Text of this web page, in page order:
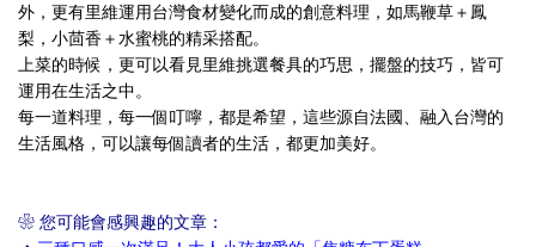
外，更有里維運用台灣食材變化而成的創意料理，如馬鞭草＋鳳
梨，小茴香＋水蜜桃的精采搭配。
上菜的時候，更可以看見里維挑選餐具的巧思，擺盤的技巧，皆可
運用在生活之中。
每一道料理，每一個叮嚀，都是希望，這些源自法國、融入台灣的
生活風格，可以讓每個讀者的生活，都更加美好。
❀ 您可能會感興趣的文章：